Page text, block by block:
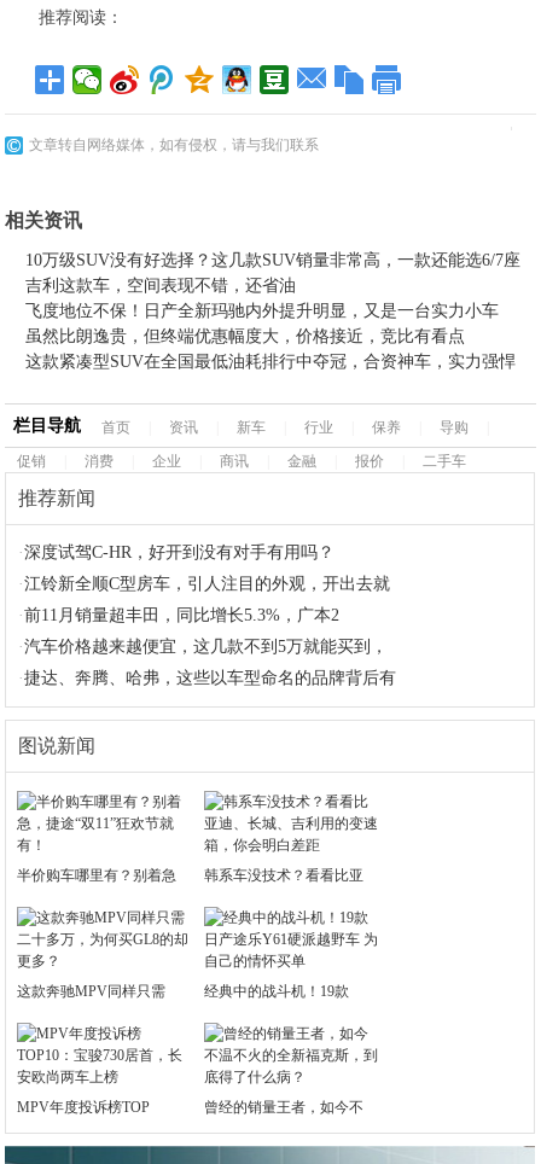
推荐阅读：
文章转自网络媒体，如有侵权，请与我们联系
相关资讯
10万级SUV没有好选择？这几款SUV销量非常高，一款还能选6/7座
吉利这款车，空间表现不错，还省油
飞度地位不保！日产全新玛驰内外提升明显，又是一台实力小车
虽然比朗逸贵，但终端优惠幅度大，价格接近，竞比有看点
这款紧凑型SUV在全国最低油耗排行中夺冠，合资神车，实力强悍
栏目导航 首页 资讯 新车 行业 保养 导购
促销
消费 企业 商讯 金融 报价 二手车
推荐新闻
·深度试驾C-HR，好开到没有对手有用吗？
·江铃新全顺C型房车，引人注目的外观，开出去就
·前11月销量超丰田，同比增长5.3%，广本2
·汽车价格越来越便宜，这几款不到5万就能买到，
·捷达、奔腾、哈弗，这些以车型命名的品牌背后有
图说新闻
半价购车哪里有？别着急 韩系车没技术？看看比亚
这款奔驰MPV同样只需 经典中的战斗机！19款
MPV年度投诉榜TOP 曾经的销量王者，如今不